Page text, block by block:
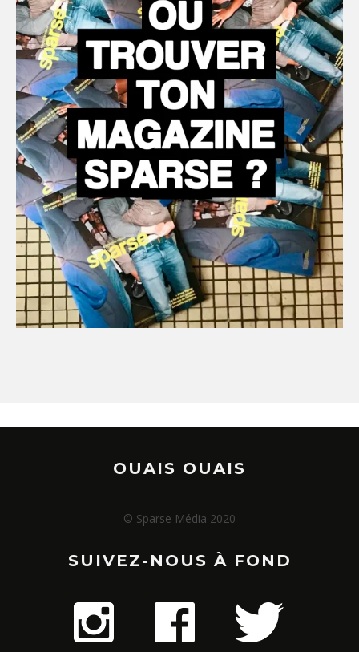
OUAIS OUAIS
© Sparse Média 2020
SUIVEZ-NOUS À FOND